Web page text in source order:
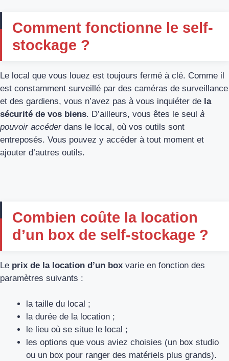
Comment fonctionne le self-
stockage ?
Le local que vous louez est toujours fermé à clé. Comme il
est constamment surveillé par des caméras de surveillance
et des gardiens, vous n’avez pas à vous inquiéter de la
sécurité de vos biens. D’ailleurs, vous êtes le seul à
pouvoir accéderdans le local, où vos outils sont
entreposés. Vous pouvez y accéder à tout moment et
ajouter d’autres outils.
Combien coûte la location
d’un box de self-stockage ?
Le prix de la location d’un box varie en fonction des
paramètres suivants :
la taille du local ;
la durée de la location ;
le lieu où se situe le local ;
les options que vous aviez choisies (un box studio
ou un box pour ranger des matériels plus grands).